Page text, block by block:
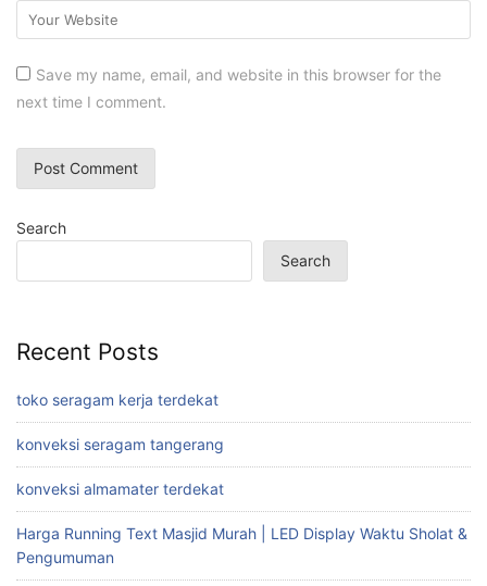
Save my name, email, and website in this browser for the
next time I comment.
Search
Search
Recent Posts
toko seragam kerja terdekat
konveksi seragam tangerang
konveksi almamater terdekat
Harga Running Text Masjid Murah | LED Display Waktu Sholat &
Pengumuman